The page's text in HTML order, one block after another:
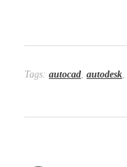
Tags: autocad autodesk